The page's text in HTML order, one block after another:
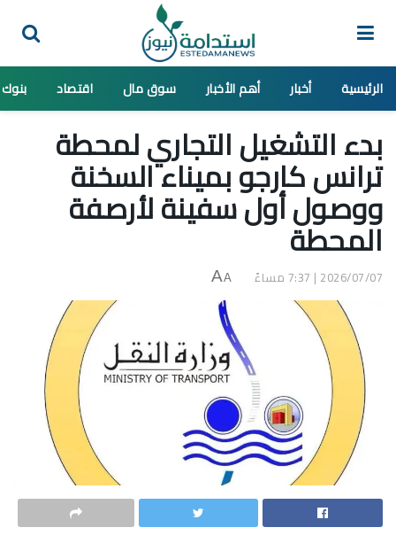
الرئيسية أخبار أهم الأخبار سوق مال اقتصاد بنوك
بدء التشغيل التجاري لمحطة
ترانس كارجو بميناء السخنة
ووصول أول سفينة لأرصفة
المحطة
2026/07/07 | 7:37 مساءً A
A